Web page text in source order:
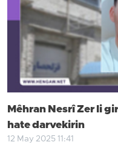
Mêhran Nesrî Zer li
hate darvekirin
12 May 2025 11:41